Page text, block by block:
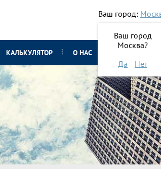
Ваш город:
Ваш город
Москва?
Да
Нет
КАЛЬКУЛЯТОР О НАС ОНЛАЙН